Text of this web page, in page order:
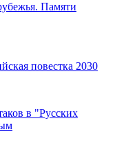
Памяти
повестка 2030
в "Русских